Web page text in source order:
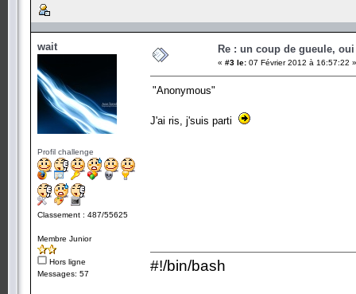
wait
Profil challenge
Classement : 487/55625
Membre Junior
Hors ligne
Messages: 57
Re : un coup de gueule, oui
« #3 le: 07 Février 2012 à 16:57:22 »
"Anonymous"
J'ai ris, j'suis parti
#!/bin/bash